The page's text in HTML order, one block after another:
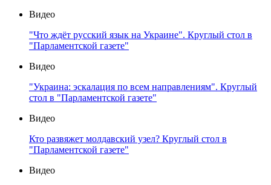
Видео
"Что ждёт русский язык на Украине". Круглый стол в
"Парламентской газете"
Видео
"Украина: эскалация по всем направлениям". Круглый
стол в "Парламентской газете"
Видео
Кто развяжет молдавский узел? Круглый стол в
"Парламентской газете"
Видео